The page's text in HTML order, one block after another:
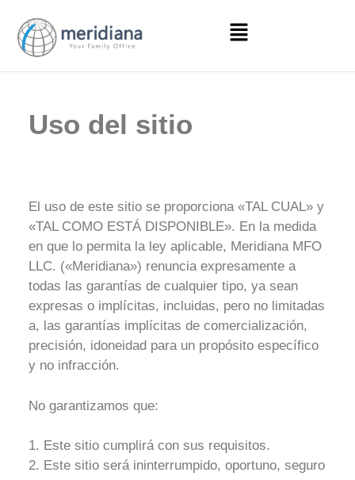
Uso del sitio
El uso de este sitio se proporciona «TAL CUAL» y
«TAL COMO ESTÁ DISPONIBLE». En la medida
en que lo permita la ley aplicable, Meridiana MFO
LLC. («Meridiana») renuncia expresamente a
todas las garantías de cualquier tipo, ya sean
expresas o implícitas, incluidas, pero no limitadas
a, las garantías implícitas de comercialización,
precisión, idoneidad para un propósito específico
y no infracción.
No garantizamos que:
1. Este sitio cumplirá con sus requisitos.
2. Este sitio será ininterrumpido, oportuno, seguro